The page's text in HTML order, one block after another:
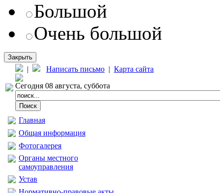
Большой
Очень большой
Закрыть
| Написать письмо | Карта сайта
Сегодня 08 августа, суббота
Главная
Общая информация
Фотогалерея
Органы местного
самоуправления
Устав